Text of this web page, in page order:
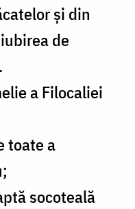
și din
de
a Filocaliei
toate a
socoteală